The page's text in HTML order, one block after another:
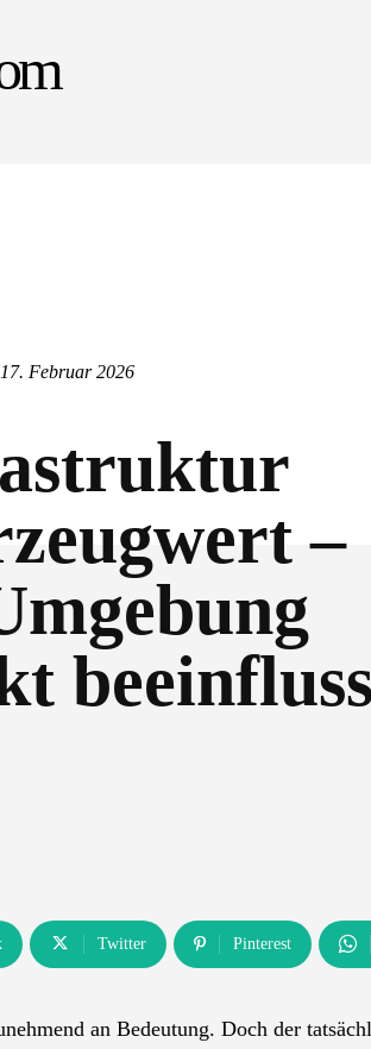
17. Februar 2026
–
Twitter Pinterest
an Bedeutung. Doch der